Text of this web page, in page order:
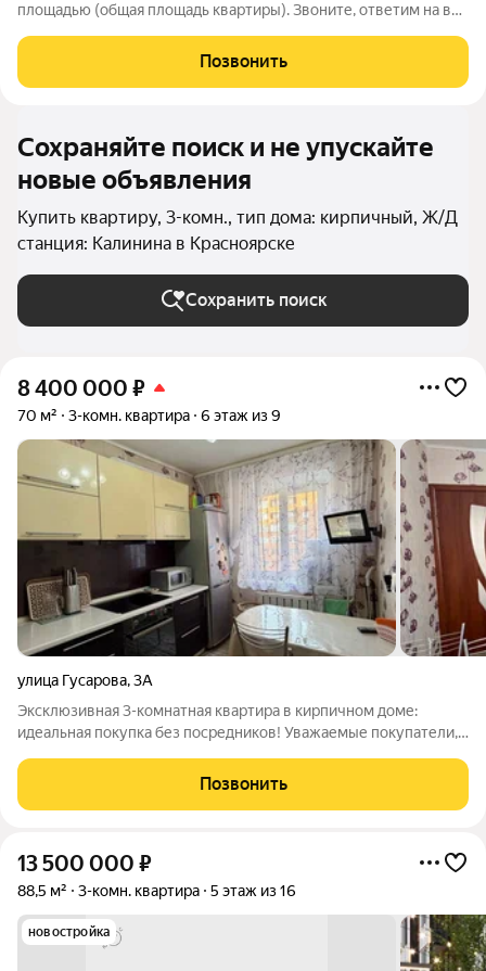
площадью (общая площадь квартиры). Звоните, ответим на все
Позвонить
Сохраняйте поиск и не упускайте
новые объявления
Купить квартиру, 3-комн., тип дома: кирпичный, Ж/Д
станция: Калинина в Красноярске
Сохранить поиск
8 400 000 ₽
70 м² 3-комн. квартира 6 этаж из 9
улица Гусарова,3А
Эксклюзивная 3-комнатная квартира в кирпичном доме:
идеальная покупка без посредников! Уважаемые покупатели,
комнатную квартиру в кирпичном доме без посредников, что
позволит вам сэкономить время и
Позвонить
13 500 000 ₽
88,5 м² 3-комн. квартира 5 этаж из 16
новостройка